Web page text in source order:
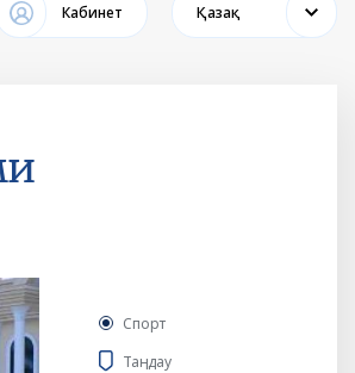
Кабинет Қазақ
Спорт
Таңдау